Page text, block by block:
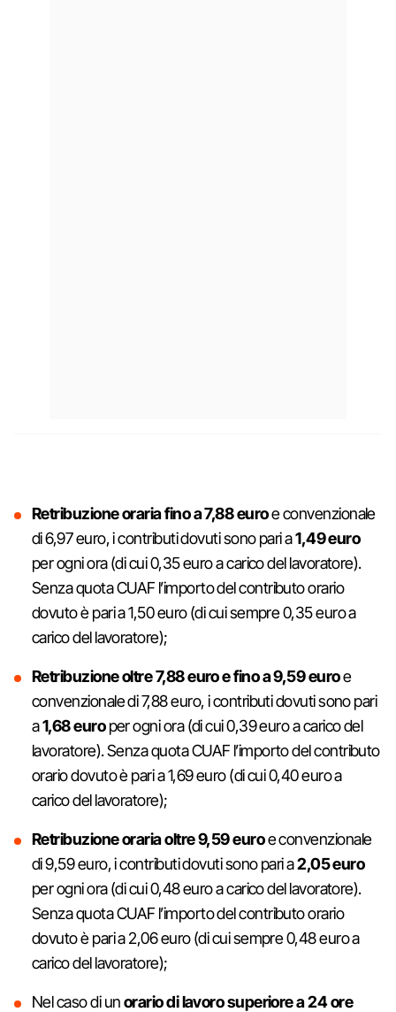
Retribuzione oraria fino a 7,88 euroe convenzionale
di 6,97 euro, i contributi dovuti sono pari a1,49 euro
per ogni ora (di cui 0,35 euro a carico del lavoratore).
Senza quota CUAF l’importo del contributo orario
dovuto è pari a 1,50 euro (di cui sempre 0,35 euro a
carico del lavoratore);
Retribuzione oltre 7,88 euro e fino a 9,59 euroe
convenzionale di 7,88 euro, i contributi dovuti sono pari
a1,68 europer ogni ora (di cui 0,39 euro a carico del
lavoratore). Senza quota CUAF l’importo del contributo
orario dovuto è pari a 1,69 euro (di cui 0,40 euro a
carico del lavoratore);
Retribuzione oraria oltre 9,59 euroe convenzionale
di 9,59 euro, i contributi dovuti sono pari a2,05 euro
per ogni ora (di cui 0,48 euro a carico del lavoratore).
Senza quota CUAF l’importo del contributo orario
dovuto è pari a 2,06 euro (di cui sempre 0,48 euro a
carico del lavoratore);
Nel caso di unorario di lavoro superiore a 24 ore